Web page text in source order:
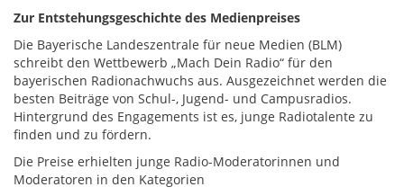
Zur Entstehungsgeschichte des Medienpreises
Die Bayerische Landeszentrale für neue Medien (BLM)
schreibt den Wettbewerb „Mach Dein Radio“ für den
bayerischen Radionachwuchs aus. Ausgezeichnet werden die
besten Beiträge von Schul-, Jugend- und Campusradios.
Hintergrund des Engagements ist es, junge Radiotalente zu
finden und zu fördern.
Die Preise erhielten junge Radio-Moderatorinnen und
Moderatoren in den Kategorien